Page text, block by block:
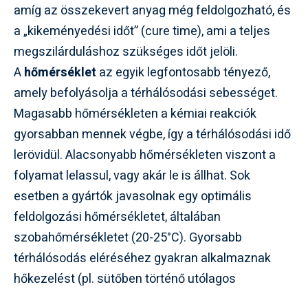
amíg az összekevert anyag még feldolgozható, és
a „kikeményedési időt” (cure time), ami a teljes
megszilárduláshoz szükséges időt jelöli.
Ahőmérséklet az egyik legfontosabb tényező,
amely befolyásolja a térhálósodási sebességet.
Magasabb hőmérsékleten a kémiai reakciók
gyorsabban mennek végbe, így a térhálósodási idő
lerövidül. Alacsonyabb hőmérsékleten viszont a
folyamat lelassul, vagy akár le is állhat. Sok
esetben a gyártók javasolnak egy optimális
feldolgozási hőmérsékletet, általában
szobahőmérsékletet (20-25°C). Gyorsabb
térhálósodás eléréséhez gyakran alkalmaznak
hőkezelést (pl. sütőben történő utólagos